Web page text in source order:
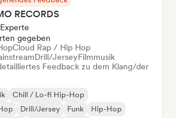
RECORDS
gegeben
Cloud Rap / Hip Hop
Drill/JerseyFilmmusik
Feedback zu dem Klang/der
Chill / Lo-fi Hip-Hop
Drill/Jersey Funk
Hip-Hop